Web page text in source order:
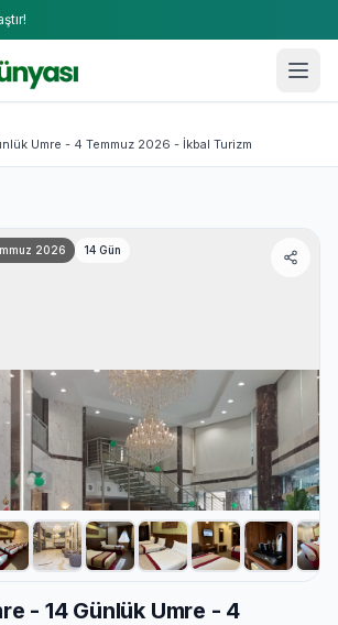
| 50+ Firma Karşılaştırması
Günlük Umre - 4 Temmuz 2026 -
Umre - 4 Temmuz 2026 - İkbal Turizm
2026 14 Gün
- 14 Günlük Umre - 4